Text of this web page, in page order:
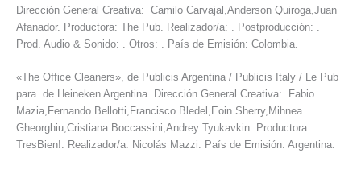
Dirección General Creativa: Camilo Carvajal,Anderson Quiroga,Juan
Afanador. Productora: The Pub. Realizador/a: . Postproducción: .
Prod. Audio & Sonido: . Otros: . País de Emisión: Colombia.
«The Office Cleaners», de Publicis Argentina / Publicis Italy / Le Pub
para de Heineken Argentina. Dirección General Creativa: Fabio
Mazia,Fernando Bellotti,Francisco Bledel,Eoin Sherry,Mihnea
Gheorghiu,Cristiana Boccassini,Andrey Tyukavkin. Productora:
TresBien!. Realizador/a: Nicolás Mazzi. País de Emisión: Argentina.